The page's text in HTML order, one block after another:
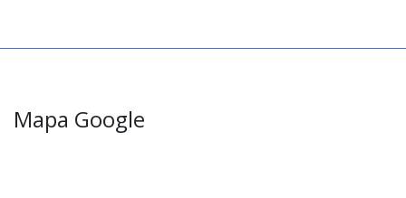
Mapa Google